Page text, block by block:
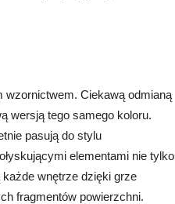
wzornictwem. Ciekawą odmianą
wersją tego samego koloru.
pasują do stylu
elementami nie tylko
wnętrze dzięki grze
fragmentów powierzchni.